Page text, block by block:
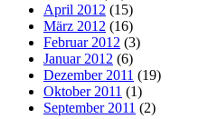
April 2012 (15)
März 2012 (16)
Februar 2012 (3)
Januar 2012 (6)
Dezember 2011 (19)
Oktober 2011 (1)
September 2011 (2)